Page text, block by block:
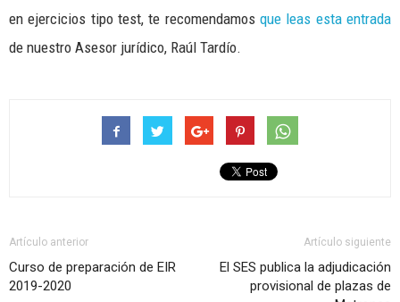
en ejercicios tipo test, te recomendamos que leas esta entrada
de nuestro Asesor jurídico, Raúl Tardío.
Artículo anterior
Curso de preparación de EIR
2019-2020
Artículo siguiente
El SES publica la adjudicación
provisional de plazas de